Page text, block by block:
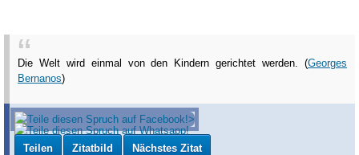
Die Welt wird einmal von den Kindern gerichtet werden. (Georges
Bernanos)
Teilen Zitatbild Nächstes Zitat